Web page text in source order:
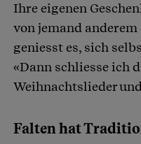
Ihre eigenen
von jemand anderem
geniesst es, sich
«Dann schliesse ich
Weihnachtslieder
Falten hat